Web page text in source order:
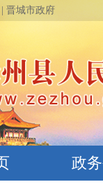
晋城市政府
政